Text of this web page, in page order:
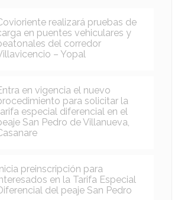
realizará pruebas de
en puentes vehiculares y
del corredor
– Yopal
en vigencia el nuevo
para solicitar la
especial diferencial en el
San Pedro de Villanueva,
Inicia preinscripción para
en la Tarifa Especial
del peaje San Pedro